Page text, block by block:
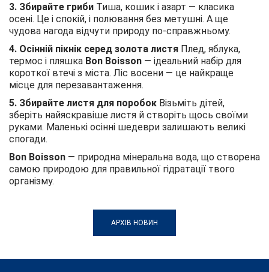
3. Збирайте гриби Тиша, кошик і азарт — класика
осені. Це і спокій, і полювання без метушні. А ще
чудова нагода відчути природу по-справжньому.
4. Осінній пікнік серед золота листя Плед, яблука,
термос і пляшка Bon Boisson — ідеальний набір для
короткої втечі з міста. Ліс восени — це найкраще
місце для перезавантаження.
5. Збирайте листя для поробок Візьміть дітей,
зберіть найяскравіше листя й створіть щось своїми
руками. Маленькі осінні шедеври залишають великі
спогади.
Bon Boisson — природна мінеральна вода, що створена
самою природою для правильної гідратації твого
організму.
АРХІВ НОВИН